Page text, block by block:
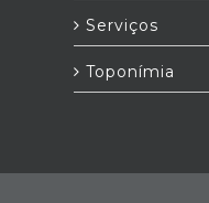
Serviços
Toponímia